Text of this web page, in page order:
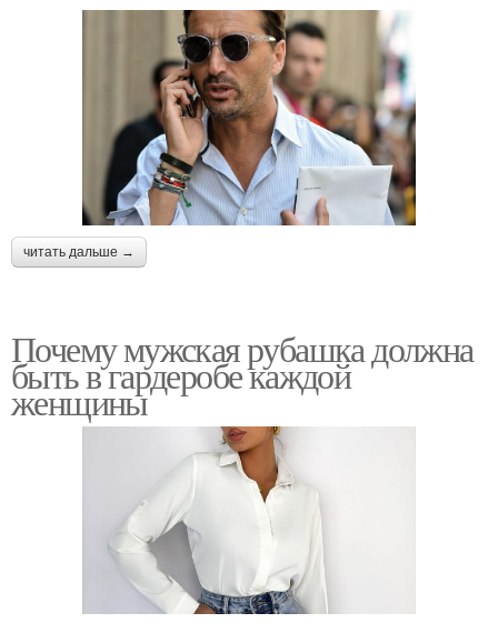
читать дальше →
Почему мужская рубашка должна
быть в гардеробе каждой
женщины